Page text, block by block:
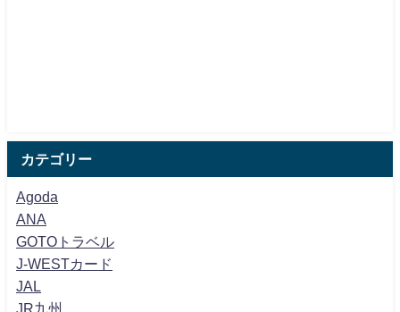
カテゴリー
Agoda
ANA
GOTOトラベル
J-WESTカード
JAL
JR九州